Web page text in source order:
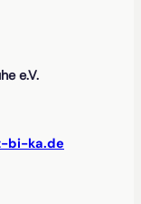
e.V.
bi-ka.de